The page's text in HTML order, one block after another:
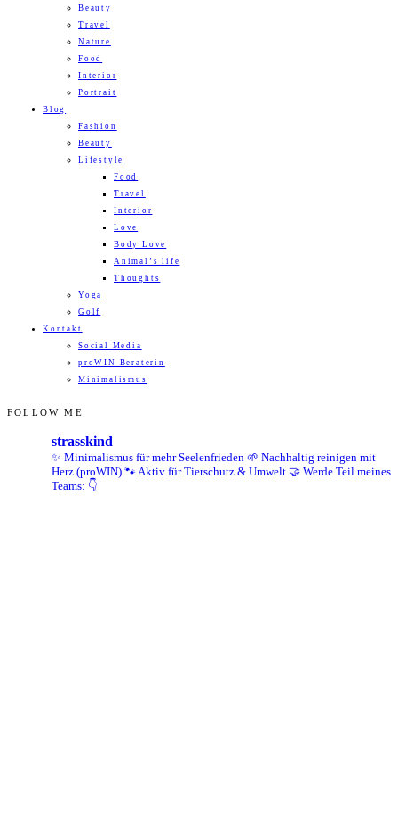
Beauty
Travel
Nature
Food
Interior
Portrait
Blog
Fashion
Beauty
Lifestyle
Food
Travel
Interior
Love
Body Love
Animal’s life
Thoughts
Yoga
Golf
Kontakt
Social Media
proWIN Beraterin
Minimalismus
FOLLOW ME
strasskind
✨ Minimalismus für mehr Seelenfrieden 🌱 Nachhaltig reinigen mit
Herz (proWIN) 🐾 Aktiv für Tierschutz & Umwelt 🤝 Werde Teil meines
Teams: 👇